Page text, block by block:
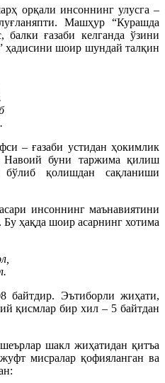
орқали инсоннинг улусга –
Машҳур “Курашда
балки ғазаби келганда ўзини
ҳадисини шоир шундай талқин
– ғазаби устидан ҳокимлик
буни таржима қилиш
қолишдан сақланиши
инсоннинг маънавиятини
ҳақда шоир асарнинг хотима
байтдир. Эътиборли жиҳати,
қисмлар бир хил – 5 байтдан
шакл жиҳатидан қитъа
мисралар қофияланган ва